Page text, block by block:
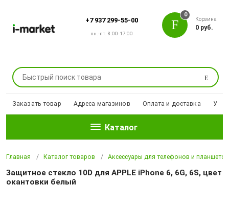
+7 937 299-55-00
пн.-пт. 8:00-17:00
Поиск
0
Корзина
0 руб.
Заказать товар Адреса магазинов Оплата и доставка
Каталог
Главная Каталог товаров Аксессуары для телефонов и планшетов
Защитное стекло 10D для APPLE iPhone 6, 6G, 6S, цвет
окантовки белый